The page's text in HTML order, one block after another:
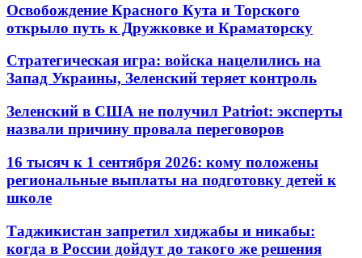
Освобождение Красного Кута и Торского
открыло путь к Дружковке и Краматорску
Стратегическая игра: войска нацелились на
Запад Украины, Зеленский теряет контроль
Зеленский в США не получил Patriot: эксперты
назвали причину провала переговоров
16 тысяч к 1 сентября 2026: кому положены
региональные выплаты на подготовку детей к
школе
Таджикистан запретил хиджабы и никабы:
когда в России дойдут до такого же решения